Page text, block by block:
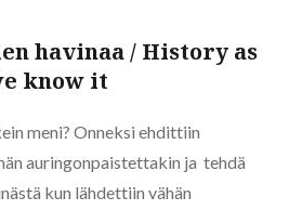
havinaa / History as
know it
meni? Onneksi ehdittiin
auringonpaistettakin ja tehdä
kun lähdettiin vähän